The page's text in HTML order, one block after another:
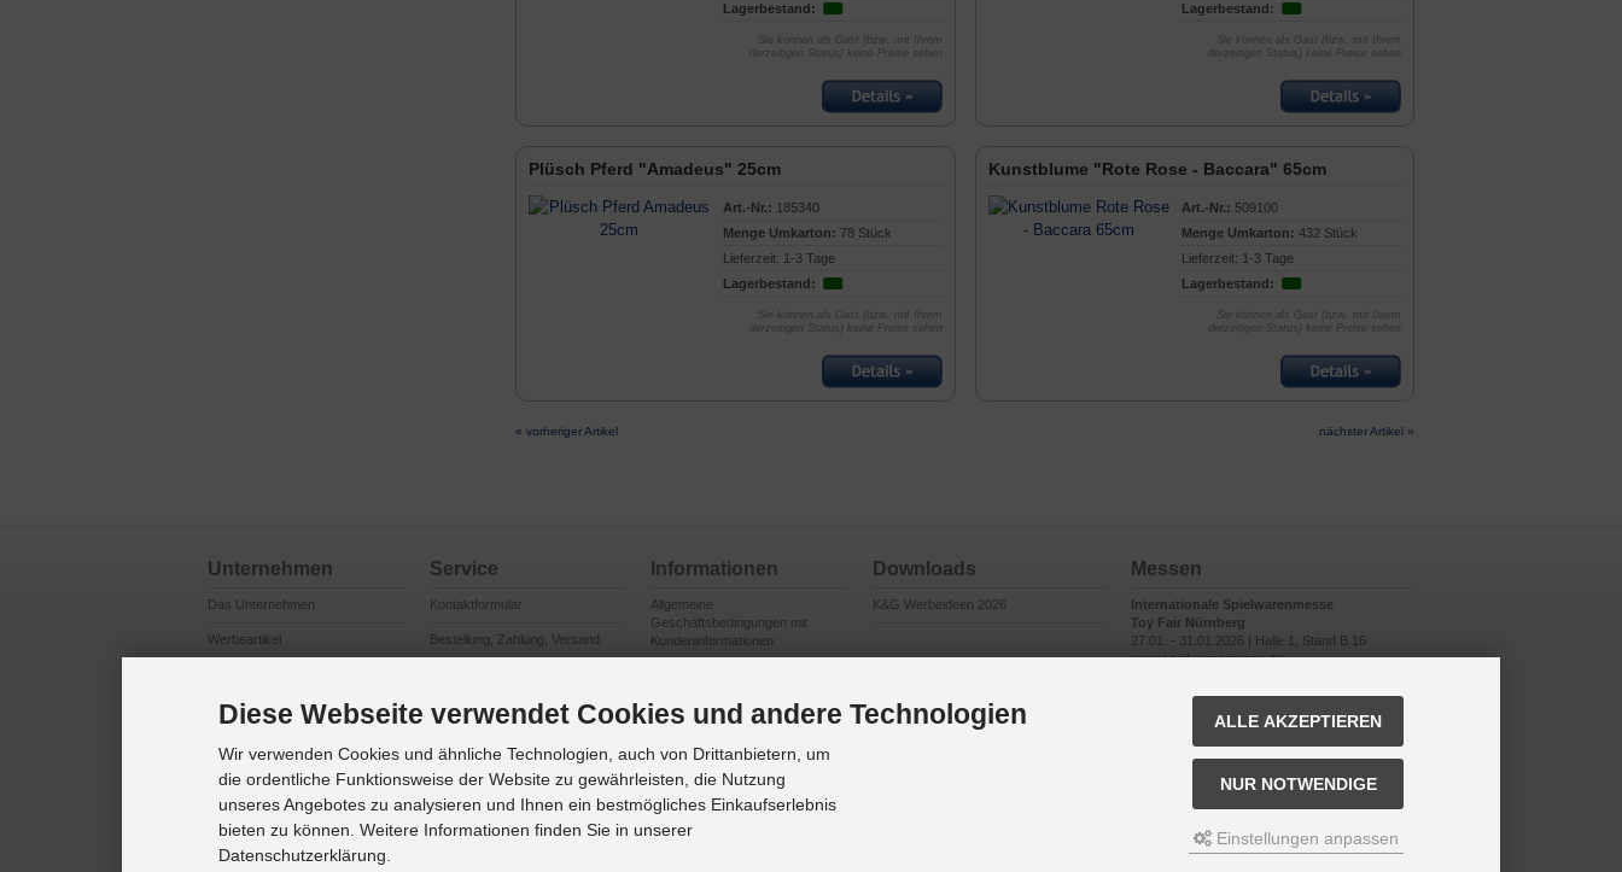
Lagerbestand:
Sie können als Gast (bzw. mit Ihrem
derzeitigen Status) keine Preise sehen
Lagerbestand:
Sie können als Gast (bzw. mit Ihrem
derzeitigen Status) keine Preise sehen
Plüsch Pferd "Amadeus" 25cm
Art.-Nr.: 185340
Menge Umkarton: 78 Stück
Lieferzeit: 1-3 Tage
Lagerbestand:
Sie können als Gast (bzw. mit Ihrem
derzeitigen Status) keine Preise sehen
Kunstblume "Rote Rose - Baccara" 65cm
Art.-Nr.: 509100
Menge Umkarton: 432 Stück
Lieferzeit: 1-3 Tage
Lagerbestand:
Sie können als Gast (bzw. mit Ihrem
derzeitigen Status) keine Preise sehen
« vorheriger Artikel nächster Artikel »
Unternehmen
Das Unternehmen
Werbeartikel
Produktsicherheit
Referenzkunden
Service
Kontaktformular
Bestellung, Zahlung, Versand
Cookie Einstellungen
Informationen
Allgemeine
Geschäftsbedingungen mit
Kundeninformationen
Conditions Générales de Vente et
Informations à l’Attention des
Clients
Impressum
Datenschutzerklärung
Downloads
K&G Werbeideen 2026
Messen
Internationale Spielwarenmesse
Toy Fair Nürnberg
27.01. - 31.01.2026 | Halle 1, Stand B 16
www.spielwarenmesse.de
Diese Webseite verwendet Cookies und andere Technologien
Wir verwenden Cookies und ähnliche Technologien, auch von Drittanbietern, um
die ordentliche Funktionsweise der Website zu gewährleisten, die Nutzung
unseres Angebotes zu analysieren und Ihnen ein bestmögliches Einkaufserlebnis
bieten zu können. Weitere Informationen finden Sie in unserer
Datenschutzerklärung.
ALLE AKZEPTIEREN
NUR NOTWENDIGE
Einstellungen anpassen